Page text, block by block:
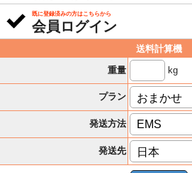
既に登録済みの方はこちらから
会員ログイン
送料計算機
重量
kg
プラン
発送方法
発送先